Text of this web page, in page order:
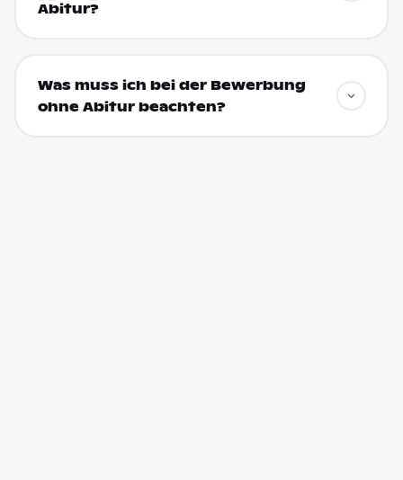
Abitur?
Was muss ich bei der Bewerbung
ohne Abitur beachten?